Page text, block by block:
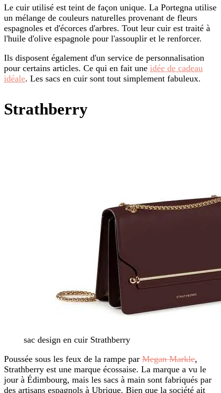
Le cuir utilisé est teint de façon unique. La Portegna utilise
un mélange de couleurs naturelles provenant de fleurs
espagnoles et d'écorces d'arbres. Tout leur cuir est traité à
l'huile d'olive espagnole pour l'assouplir et le renforcer.
Ils disposent également d'un service de personnalisation
pour certains articles. Ce qui en fait une idée de cadeau
idéale. Les sacs en cuir sont tout simplement fabuleux.
Strathberry
sac design en cuir Strathberry
Poussée sous les feux de la rampe par Megan Markle,
Strathberry est une marque écossaise. La marque a vu le
jour à Édimbourg, mais les sacs à main sont fabriqués par
des artisans espagnols à Ubrique. Bien que la société ait